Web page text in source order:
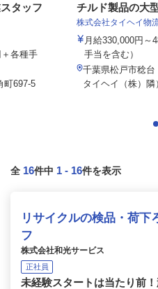
タッフ
各種手
町697-5
チルド製品の大
株式会社タイヘイ物
月給330,000円
手当を含む）
千葉県松戸市稔
タイヘイ（株）隣
全 16件中 1 - 16件を表示
リサイクルの検品・荷下
フ
株式会社和光サービス
正社員
未経験スタートは当たり前